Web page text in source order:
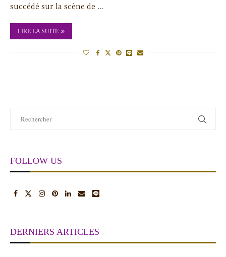
succédé sur la scène de …
LIRE LA SUITE
FOLLOW US
DERNIERS ARTICLES